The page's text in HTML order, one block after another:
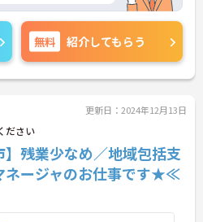
無料 紹介してもらう
更新日：2024年12月13日
ださい
】残業少なめ／地域包括支
ネージャのお仕事です★≪